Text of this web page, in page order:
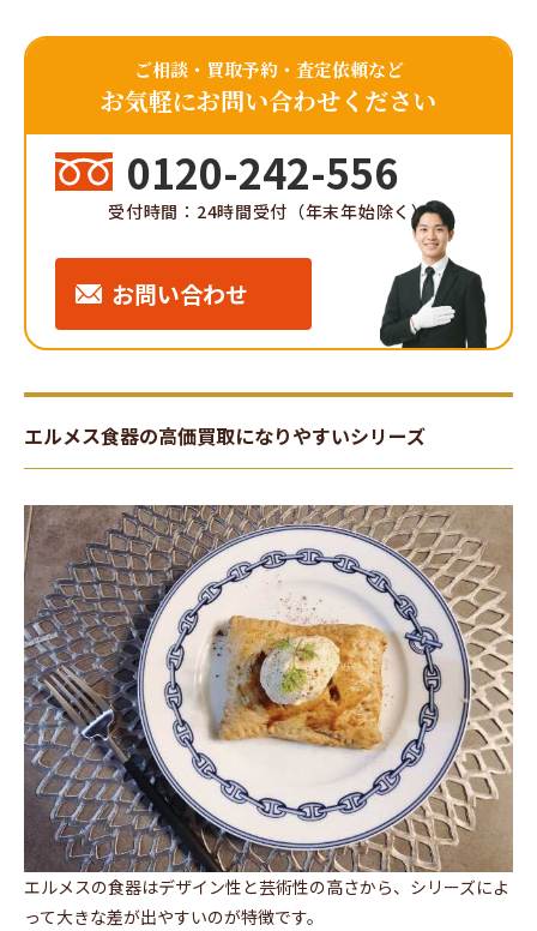
ご相談・買取予約・査定依頼など
お気軽にお問い合わせください
0120-242-556
受付時間：24時間受付（年末年始除く）
お問い合わせ
エルメス食器の高価買取になりやすいシリーズ
エルメスの食器はデザイン性と芸術性の高さから、シリーズによ
って大きな差が出やすいのが特徴です。